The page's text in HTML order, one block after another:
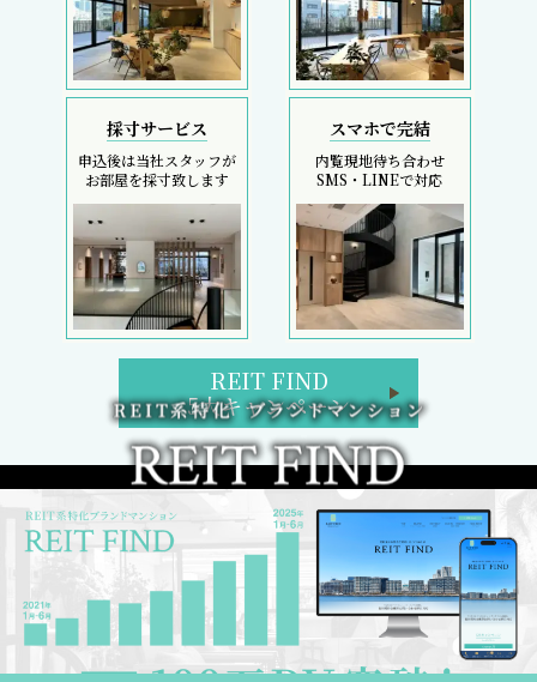
採寸サービス
申込後は当社スタッフが
お部屋を採寸致します
スマホで完結
内覧現地待ち合わせ
SMS・LINEで対応
REIT FIND
5大キャンペーン